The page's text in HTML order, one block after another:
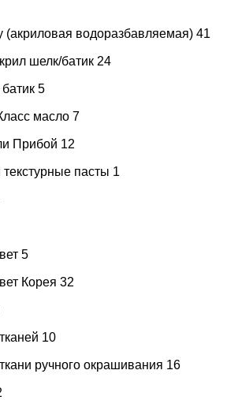
(акриловая водоразбавляемая) 41
шелк/батик 24
5
масло 7
Прибой 12
текстурные пасты 1
5
Корея 32
10
ручного окрашивания 16